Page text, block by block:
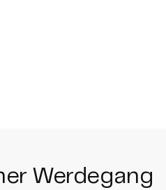
Werdegang